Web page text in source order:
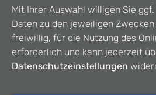
Mit Ihrer Auswahl willigen Sie
Daten zu den jeweiligen
freiwillig, für die Nutzung des
erforderlich und kann jederzeit
Datenschutzeinstellungen